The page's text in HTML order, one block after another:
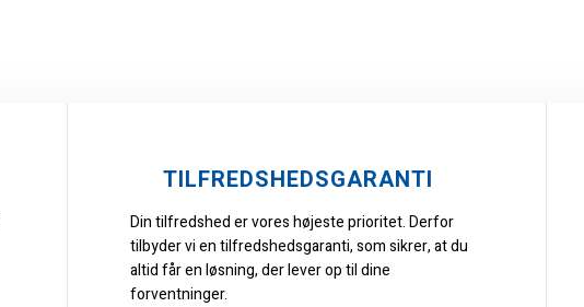
TILFREDSHEDSGARANTI​
Din tilfredshed er vores højeste prioritet. Derfor
tilbyder vi en tilfredshedsgaranti, som sikrer, at du
altid får en løsning, der lever op til dine
forventninger.